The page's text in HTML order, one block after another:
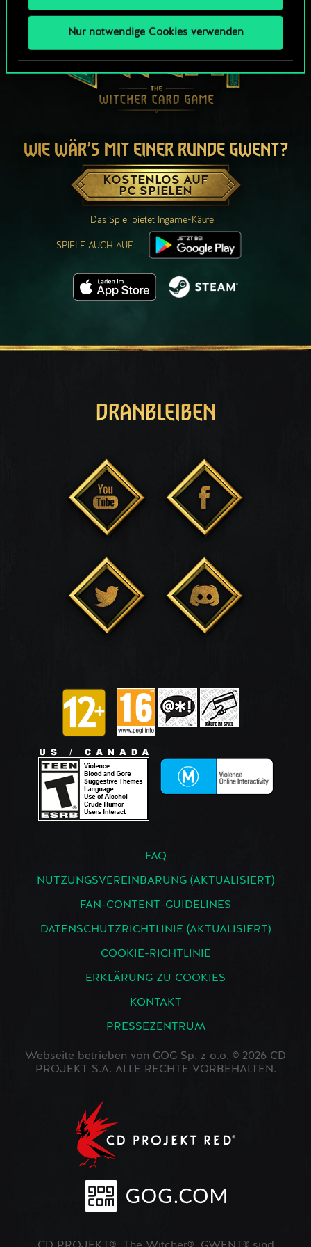
Nur notwendige Cookies verwenden
WIE WÄR’S MIT EINER RUNDE GWENT?
KOSTENLOS AUF
PC SPIELEN
Das Spiel bietet Ingame-Käufe
SPIELE AUCH AUF:
DRANBLEIBEN
FAQ
NUTZUNGSVEREINBARUNG (AKTUALISIERT)
FAN-CONTENT-GUIDELINES
DATENSCHUTZRICHTLINIE (AKTUALISIERT)
COOKIE-RICHTLINIE
ERKLÄRUNG ZU COOKIES
KONTAKT
PRESSEZENTRUM
Webseite betrieben von GOG Sp. z o.o. © 2026 CD
PROJEKT S.A. ALLE RECHTE VORBEHALTEN.